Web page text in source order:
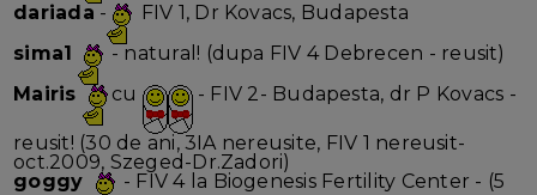
dariada -
FIV 1, Dr Kovacs, Budapesta
sima1
- natural! (dupa FIV 4 Debrecen - reusit)
Mairis
cu - FIV 2- Budapesta, dr P Kovacs -
reusit! (30 de ani, 3IA nereusite, FIV 1 nereusit-
oct.2009, Szeged-Dr.Zadori)
goggy
- FIV 4 la Biogenesis Fertility Center - (5